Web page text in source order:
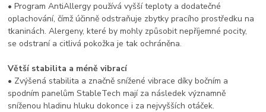
• Program AntiAllergy používá vyšší teploty a dodatečné
oplachování, čímž účinně odstraňuje zbytky pracího prostředku na
tkaninách. Alergeny, které by mohly způsobit nepříjemné pocity,
se odstraní a citlivá pokožka je tak ochráněna.
Větší stabilita a méně vibrací
• Zvýšená stabilita a značně snížené vibrace díky bočním a
spodním panelům StableTech mají za následek významně
sníženou hladinu hluku dokonce i za nejvyšších otáček.